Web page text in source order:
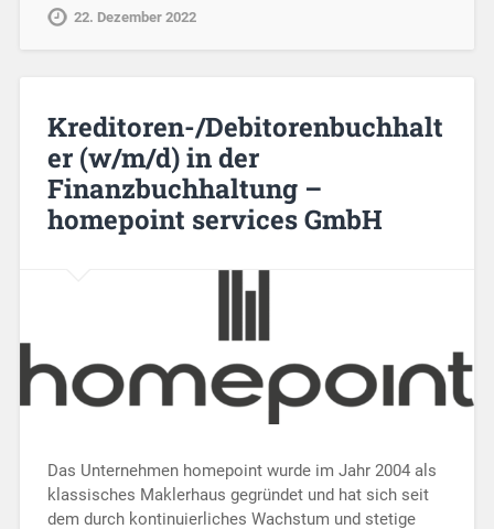
22. Dezember 2022
Kreditoren-/Debitorenbuchhalt
er (w/m/d) in der
Finanzbuchhaltung –
homepoint services GmbH
Das Unternehmen homepoint wurde im Jahr 2004 als
klassisches Maklerhaus gegründet und hat sich seit
dem durch kontinuierliches Wachstum und stetige